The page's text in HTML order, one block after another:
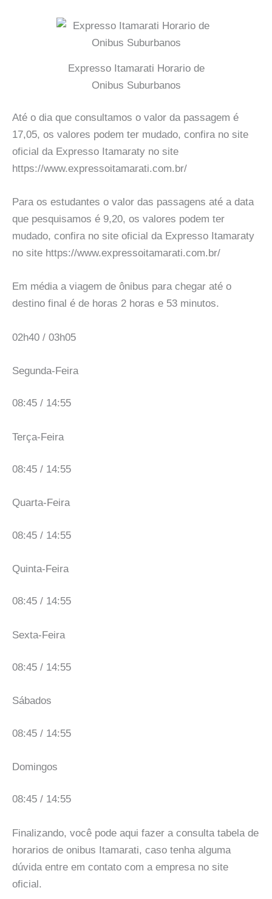
Expresso Itamarati Horario de
Onibus Suburbanos
Até o dia que consultamos o valor da passagem é
17,05, os valores podem ter mudado, confira no site
oficial da Expresso Itamaraty no site
https://www.expressoitamarati.com.br/
Para os estudantes o valor das passagens até a data
que pesquisamos é 9,20, os valores podem ter
mudado, confira no site oficial da Expresso Itamaraty
no site https://www.expressoitamarati.com.br/
Em média a viagem de ônibus para chegar até o
destino final é de horas 2 horas e 53 minutos.
02h40 / 03h05
Segunda-Feira
08:45 / 14:55
Terça-Feira
08:45 / 14:55
Quarta-Feira
08:45 / 14:55
Quinta-Feira
08:45 / 14:55
Sexta-Feira
08:45 / 14:55
Sábados
08:45 / 14:55
Domingos
08:45 / 14:55
Finalizando, você pode aqui fazer a consulta tabela de
horarios de onibus Itamarati, caso tenha alguma
dúvida entre em contato com a empresa no site
oficial.